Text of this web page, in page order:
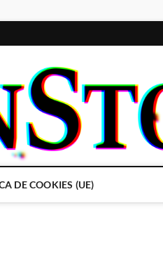
DE COOKIES (UE)